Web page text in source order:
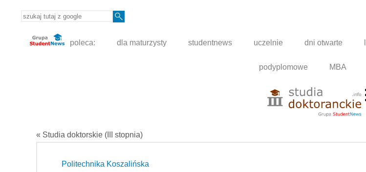
poleca: dla maturzysty studentnews uczelnie dni otwarte
podyplomowe MBA
« Studia doktorskie (III stopnia)
Politechnika Koszalińska